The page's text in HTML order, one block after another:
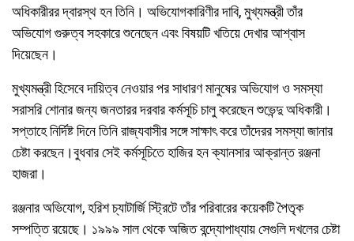
অধিকারীরর দ্বারস্থ হন তিনি। অভিযোগকারিণীর দাবি, মুখ্যমন্ত্রী তাঁর
অভিযোগ গুরুত্ব সহকারে শুনেছেন এবং বিষয়টি খতিয়ে দেখার আশ্বাস
দিয়েছেন।
মুখ্যমন্ত্রী হিসেবে দায়িত্ব নেওয়ার পর সাধারণ মানুষের অভিযোগ ও সমস্যা
সরাসরি শোনার জন্য জনতারর দরবার কর্মসূচি চালু করেছেন শুভেন্দু অধিকারী।
সপ্তাহে নির্দিষ্ট দিনে তিনি রাজ্যবাসীর সঙ্গে সাক্ষাৎ করে তাঁদেরর সমস্যা জানার
চেষ্টা করছেন।বুধবার সেই কর্মসূচিতে হাজির হন ক্যানসার আক্রান্ত রঞ্জনা
হাজরা।
রঞ্জনার অভিযোগ, হরিশ চ্যাটার্জি স্ট্রিটে তাঁর পরিবারের কয়েকটি পৈতৃক
সম্পত্তি রয়েছে। ১৯৯৯ সাল থেকে অজিত বন্দ্যোপাধ্যায় সেগুলি দখলের চেষ্টা